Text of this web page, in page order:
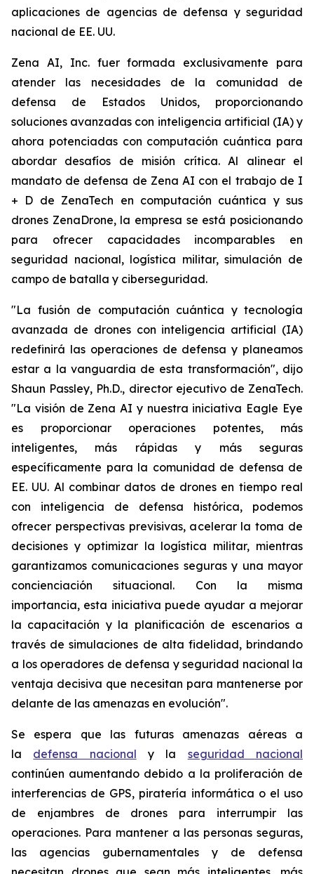
aplicaciones de agencias de defensa y seguridad
nacional de EE. UU.
Zena AI, Inc. fuer formada exclusivamente para
atender las necesidades de la comunidad de
defensa de Estados Unidos, proporcionando
soluciones avanzadas con inteligencia artificial (IA) y
ahora potenciadas con computación cuántica para
abordar desafíos de misión crítica. Al alinear el
mandato de defensa de Zena AI con el trabajo de I
+ D de ZenaTech en computación cuántica y sus
drones ZenaDrone, la empresa se está posicionando
para ofrecer capacidades incomparables en
seguridad nacional, logística militar, simulación de
campo de batalla y ciberseguridad.
"La fusión de computación cuántica y tecnología
avanzada de drones con inteligencia artificial (IA)
redefinirá las operaciones de defensa y planeamos
estar a la vanguardia de esta transformación", dijo
Shaun Passley, Ph.D., director ejecutivo de ZenaTech.
"La visión de Zena AI y nuestra iniciativa Eagle Eye
es proporcionar operaciones potentes, más
inteligentes, más rápidas y más seguras
específicamente para la comunidad de defensa de
EE. UU. Al combinar datos de drones en tiempo real
con inteligencia de defensa histórica, podemos
ofrecer perspectivas previsivas, acelerar la toma de
decisiones y optimizar la logística militar, mientras
garantizamos comunicaciones seguras y una mayor
concienciación situacional. Con la misma
importancia, esta iniciativa puede ayudar a mejorar
la capacitación y la planificación de escenarios a
través de simulaciones de alta fidelidad, brindando
a los operadores de defensa y seguridad nacional la
ventaja decisiva que necesitan para mantenerse por
delante de las amenazas en evolución".
Se espera que las futuras amenazas aéreas a
la defensa nacional y la seguridad nacional
continúen aumentando debido a la proliferación de
interferencias de GPS, piratería informática o el uso
de enjambres de drones para interrumpir las
operaciones. Para mantener a las personas seguras,
las agencias gubernamentales y de defensa